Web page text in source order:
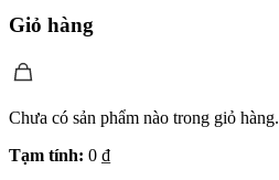
Giỏ hàng
Chưa có sản phẩm nào trong giỏ hàng.
Tạm tính: 0 ₫